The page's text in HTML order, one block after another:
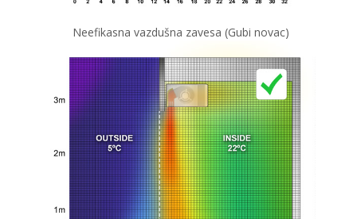
Neefikasna vazdušna zavesa (Gubi novac)